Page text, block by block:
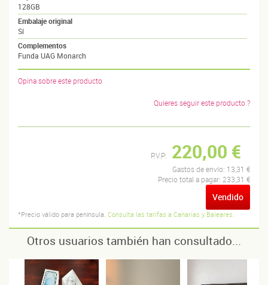
128GB
Embalaje original
Sí
Complementos
Funda UAG Monarch
Opina sobre este producto
Quieres seguir este producto ?
P.V.P: 220,00 €
Gastos de envío: 13,31 €
Precio total a pagar: 233,31 €
Vendido
*Precio válido para península. Consulta las tarifas a Canarias y Baleares.
Otros usuarios también han consultado...